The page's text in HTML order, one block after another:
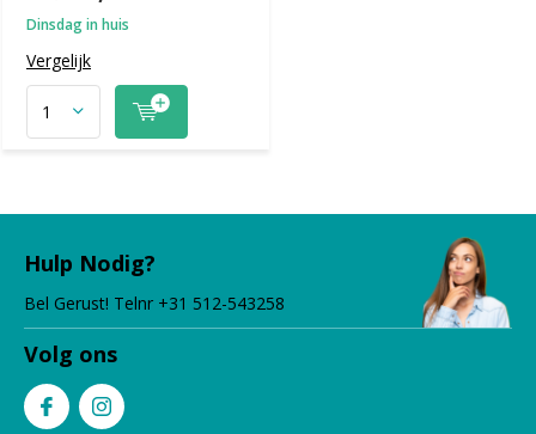
Dinsdag in huis
Vergelijk
Hulp Nodig?
Bel Gerust! Telnr +31 512-543258
Volg ons